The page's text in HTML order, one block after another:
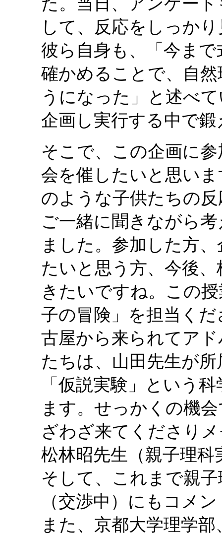
して、反応をしっか
彼ら自身も、「今ま
確かめることで、自
うになった」と述べ
企画し実行する中で
そこで、この企画に
会を催したいと思い
のような子供たちの
ご一緒に聞きながら
ました。参加した方
たいと思う方、今後
きたいですね。この
子の冒険」を担当く
古屋から来られてア
たちは、山田先生が
「仮説実験」という
ます。せっかくの機
ざわざ来てくださり
松林昭先生（親子理
そして、これまで親
（交渉中）にもコメ
また、京都大学理学